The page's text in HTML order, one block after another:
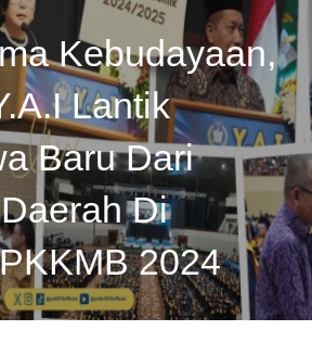
Kebudayaan,
Lantik
Baru Dari
Di
2024